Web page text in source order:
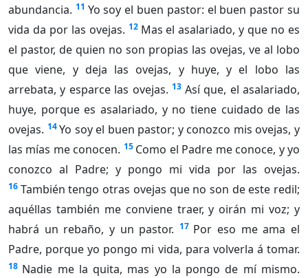
abundancia. 11 Yo soy el buen pastor: el buen pastor su
vida da por las ovejas. 12 Mas el asalariado, y que no es
el pastor, de quien no son propias las ovejas, ve al lobo
que viene, y deja las ovejas, y huye, y el lobo las
arrebata, y esparce las ovejas. 13 Así que, el asalariado,
huye, porque es asalariado, y no tiene cuidado de las
ovejas. 14 Yo soy el buen pastor; y conozco mis ovejas, y
las mías me conocen. 15 Como el Padre me conoce, y yo
conozco al Padre; y pongo mi vida por las ovejas.
16 También tengo otras ovejas que no son de este redil;
aquéllas también me conviene traer, y oirán mi voz; y
habrá un rebaño, y un pastor. 17 Por eso me ama el
Padre, porque yo pongo mi vida, para volverla á tomar.
18 Nadie me la quita, mas yo la pongo de mí mismo.